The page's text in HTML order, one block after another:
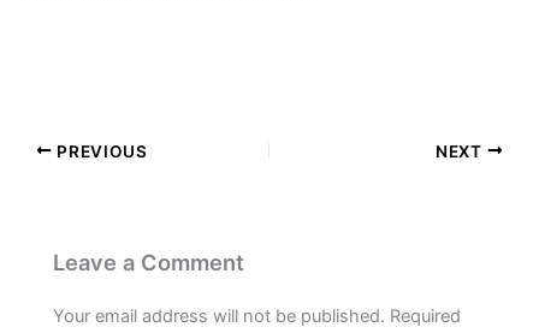
PREVIOUS NEXT
Leave a Comment
Your email address will not be published. Required